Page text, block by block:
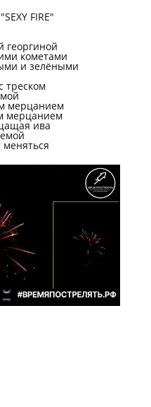
FIRE"
георгиной
кометами
и зелёными
треском
мерцанием
мерцанием
ива